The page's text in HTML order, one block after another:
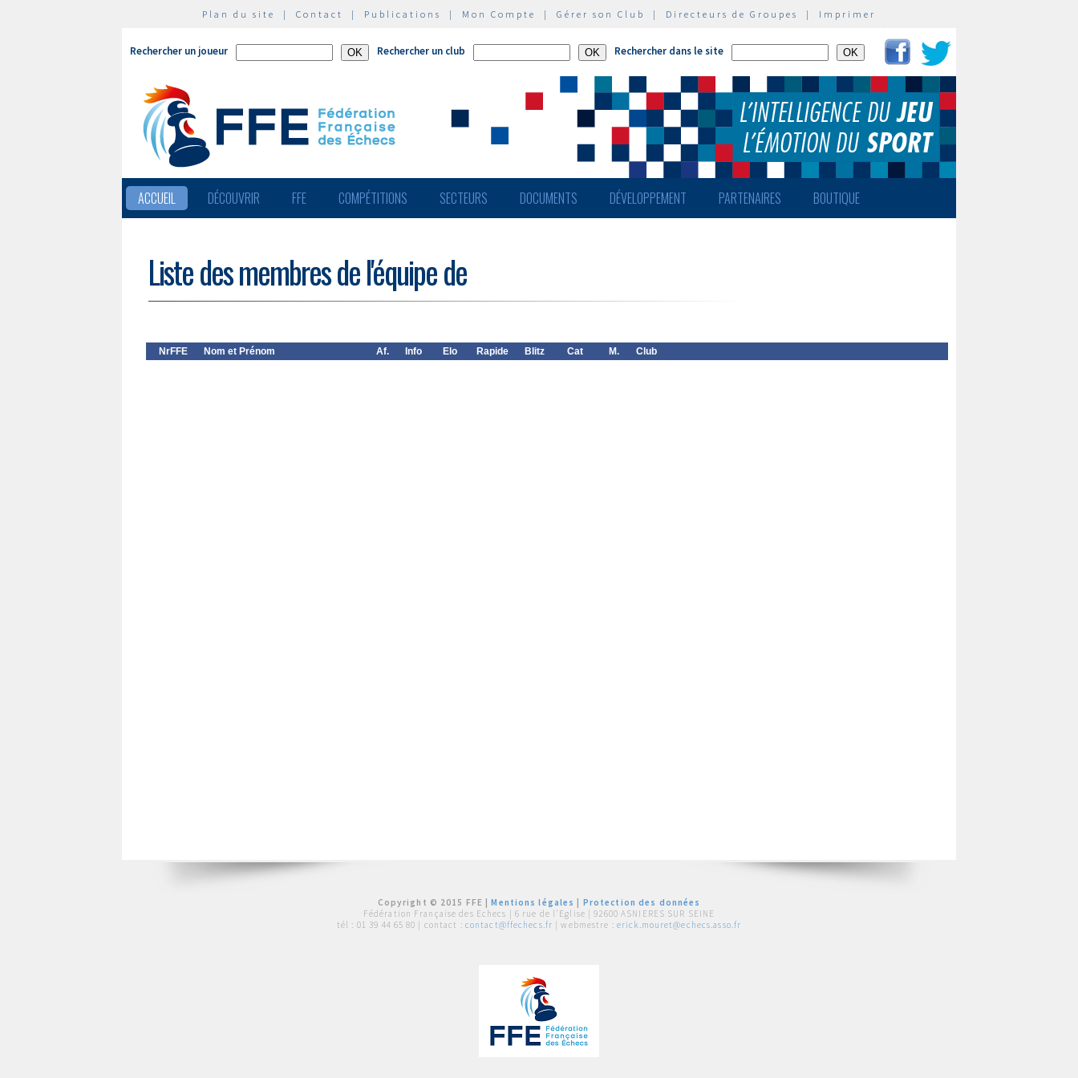
Plan du site | Contact | Publications | Mon Compte | Gérer son Club | Directeurs de Groupes | Imprimer
Rechercher un joueur Rechercher un club Rechercher dans le site
ACCUEIL DÉCOUVRIR FFE COMPÉTITIONS SECTEURS DOCUMENTS DÉVELOPPEMENT PARTENAIRES BOUTIQUE
Liste des membres de l'équipe de
NrFFE Nom et Prénom Af. Info Elo Rapide Blitz Cat M. Club
Copyright © 2015 FFE |Mentions légales
Protection des données
Fédération Française des Echecs | 6 rue de l'Eglise | 92600 ASNIERES SUR SEINE
tél : 01 39 44 65 80 | contact : contact@ffechecs.fr | webmestre : erick.mouret@echecs.asso.fr